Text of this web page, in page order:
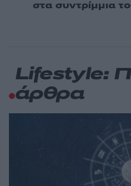
στα συντρίμμια
Lifestyle:
άρθρα